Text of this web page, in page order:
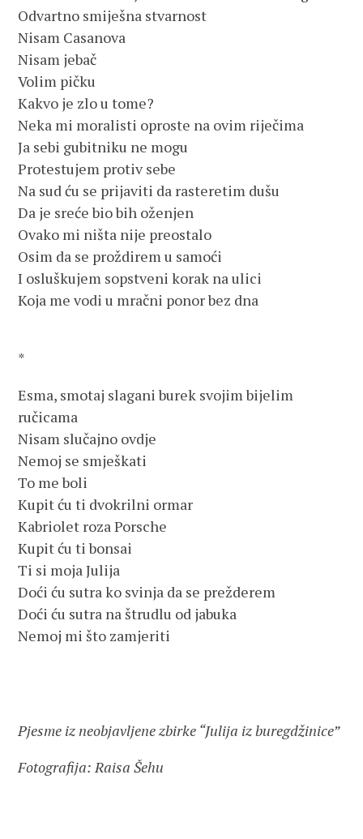
Odvartno smiješna stvarnost
Nisam Casanova
Nisam jebač
Volim pičku
Kakvo je zlo u tome?
Neka mi moralisti oproste na ovim riječima
Ja sebi gubitniku ne mogu
Protestujem protiv sebe
Na sud ću se prijaviti da rasteretim dušu
Da je sreće bio bih oženjen
Ovako mi ništa nije preostalo
Osim da se proždirem u samoći
I osluškujem sopstveni korak na ulici
Koja me vodi u mračni ponor bez dna
*
Esma, smotaj slagani burek svojim bijelim
ručicama
Nisam slučajno ovdje
Nemoj se smješkati
To me boli
Kupit ću ti dvokrilni ormar
Kabriolet roza Porsche
Kupit ću ti bonsai
Ti si moja Julija
Doći ću sutra ko svinja da se prežderem
Doći ću sutra na štrudlu od jabuka
Nemoj mi što zamjeriti
Pjesme iz neobjavljene zbirke “Julija iz buregdžinice”
Fotografija: Raisa Šehu